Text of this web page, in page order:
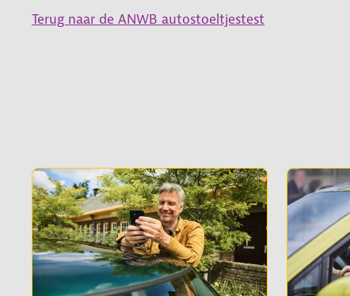
Terug naar de ANWB autostoeltjestest